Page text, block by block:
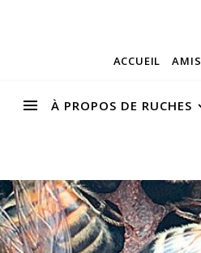
ACCUEIL AMIS
À PROPOS DE RUCHES